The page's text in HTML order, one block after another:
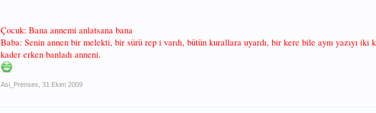
Çocuk: Bana annemi anlatsana bana
Baba: Senin annen bir melekti, bir sürü rep i vardı, bütün kurallara uyardı, bir kere bile aynı yazıyı iki
kader erken banladı anneni.
Asi_Prenses 31 Ekim 2009